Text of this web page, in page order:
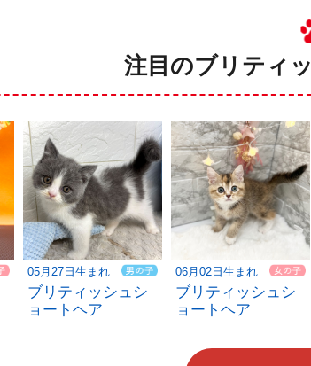
注目のブリティ
05月27日生まれ
ブリティッシュシ
ョートヘア
06月02日生まれ
ブリティッシュシ
ョートヘア